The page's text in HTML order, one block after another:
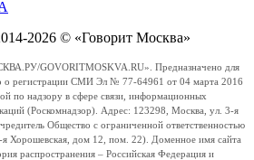
2026 © «Говорит Москва»
GOVORITMOSKVA.RU». Предназначено для
о регистрации СМИ Эл № 77-64961 от 04 марта 2016
по надзору в сфере связи, информационных
(Роскомнадзор). Адрес: 123298, Москва, ул. 3-я
Общество с ограниченной ответственностью
дом 12, пом. 22). Доменное имя сайта
распространения – Российская Федерация и